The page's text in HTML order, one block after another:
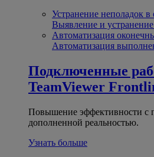
Устранение неполадок
Выявление и
Автоматизация
Автоматизация
Подключенные
TeamViewer
Повышение эффективности с
дополненной реальностью.
Узнать больше